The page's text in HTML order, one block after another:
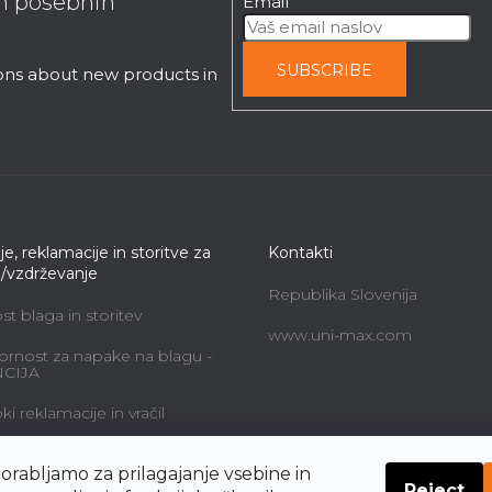
za prilagajanje vsebine in
about new products in
SUBSCRIBE
reklamacije in storitve za
vzdrževanje
blaga in storitev
za napake na blagu -
reklamacije in vračil
Kontakti
Republika Slovenija
www.uni-max.com